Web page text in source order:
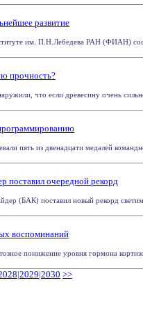
развитие
им. П.Н.Лебедева РАН (ФИАН)
прочность?
что если древесину очень
пять из двенадцати медалей
поставил очередной рекорд
(БАК) поставил новый рекорд
воспоминаний
понижение уровня гормона
|2029|2030 >>